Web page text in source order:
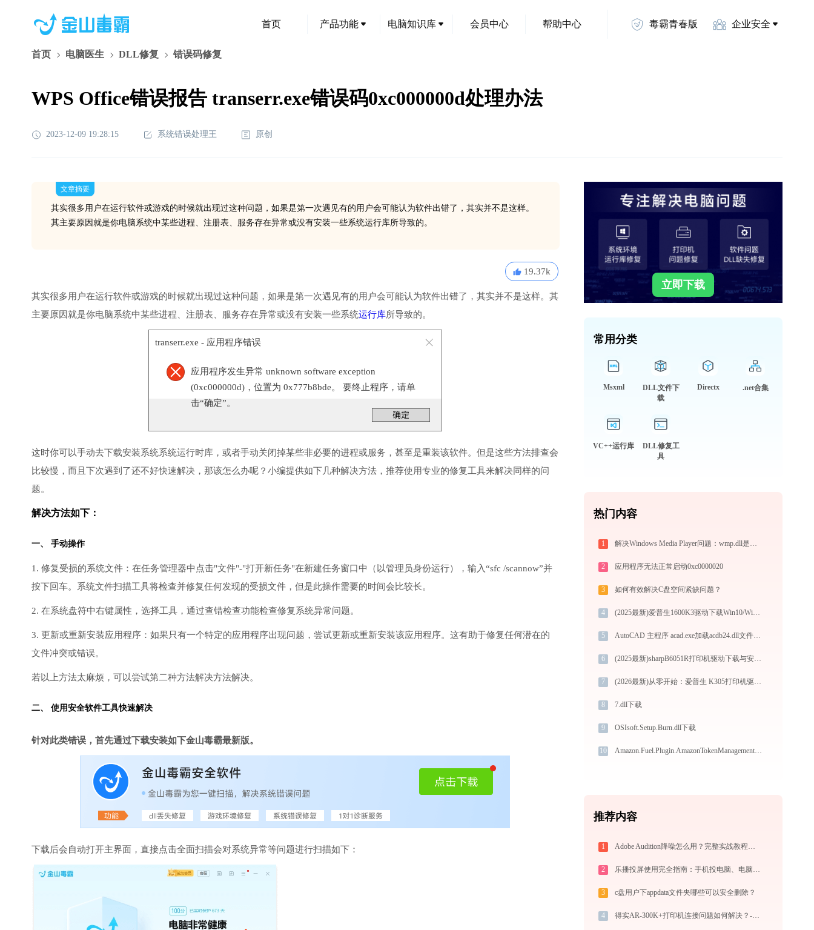
首页 产品功能 电脑知识库 会员中心 帮助中心 毒霸青春版 企业安全
首页 电脑医生 DLL修复 错误码修复
WPS Office错误报告 transerr.exe错误码0xc000000d处理办法
2023-12-09 19:28:15 系统错误处理王 原创
文章摘要
其实很多用户在运行软件或游戏的时候就出现过这种问题，如果是第一次遇见有的用户会可能认为软件出错了，其实并不是这样。
其主要原因就是你电脑系统中某些进程、注册表、服务存在异常或没有安装一些系统运行库所导致的。
19.37k
其实很多用户在运行软件或游戏的时候就出现过这种问题，如果是第一次遇见有的用户会可能认为软件出错了，其实并不是这样。其
主要原因就是你电脑系统中某些进程、注册表、服务存在异常或没有安装一些系统运行库所导致的。
transerr.exe - 应用程序错误
应用程序发生异常 unknown software exception
(0xc000000d)，位置为 0x777b8bde。 要终止程序，请单
击“确定”。
这时你可以手动去下载安装系统系统运行时库，或者手动关闭掉某些非必要的进程或服务，甚至是重装该软件。但是这些方法排查会
比较慢，而且下次遇到了还不好快速解决，那该怎么办呢？小编提供如下几种解决方法，推荐使用专业的修复工具来解决同样的问
题。
解决方法如下：
一、 手动操作
1. 修复受损的系统文件：在任务管理器中点击"文件"-"打开新任务"在新建任务窗口中（以管理员身份运行），输入“sfc /scannow”并
按下回车。系统文件扫描工具将检查并修复任何发现的受损文件，但是此操作需要的时间会比较长。
2. 在系统盘符中右键属性，选择工具，通过查错检查功能检查修复系统异常问题。
3. 更新或重新安装应用程序：如果只有一个特定的应用程序出现问题，尝试更新或重新安装该应用程序。这有助于修复任何潜在的
文件冲突或错误。
若以上方法太麻烦，可以尝试第二种方法解决方法解决。
二、 使用安全软件工具快速解决
针对此类错误，首先通过下载安装如下金山毒霸最新版。
下载后会自动打开主界面，直接点击全面扫描会对系统异常等问题进行扫描如下：
立即下载
常用分类
Msxml
DLL文件下
载
Directx .net合集
VC++运行库
DLL修复工
具
热门内容
1 解决Windows Media Player问题：wmp.dll是什么？
2 应用程序无法正常启动0xc0000020
3 如何有效解决C盘空间紧缺问题？
4 (2025最新)爱普生1600K3驱动下载Win10/Win11官方版
5 AutoCAD 主程序 acad.exe加载acdb24.dll文件丢失处理办法
6 (2025最新)sharpB6051R打印机驱动下载与安装指南 | 兼容性及常见问题解决
7 (2026最新)从零开始：爱普生 K305打印机驱动的下载及安装流程
8 7.dll下载
9 OSIsoft.Setup.Burn.dll下载
10 Amazon.Fuel.Plugin.AmazonTokenManagement.dll下载
推荐内容
1 Adobe Audition降噪怎么用？完整实战教程（从入门到异常排查）
2 乐播投屏使用完全指南：手机投电脑、电脑投电视，四种连接方式一篇讲透
3 c盘用户下appdata文件夹哪些可以安全删除？
4 得实AR-300K+打印机连接问题如何解决？-金山毒霸